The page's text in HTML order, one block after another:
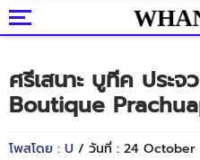
ศรีเสนาะ บูทีค ประ
Boutique
โพสโดย : U / วันที่ : 24 October